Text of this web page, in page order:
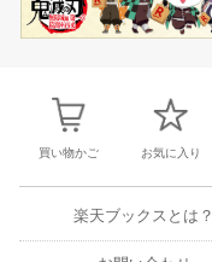
買い物かご お気に入り
楽天ブックスとは？